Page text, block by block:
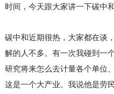
时间，今天跟大家讲一下碳中
碳中和近期很热，大家都在谈
解的人不多。有一次我碰到一
研究将来怎么去计量各个单位
这是一个大产业。我说他是劳